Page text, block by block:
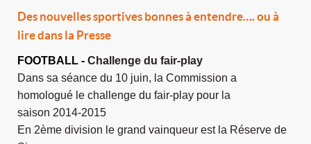
Des nouvelles sportives bonnes à entendre…. ou à
lire dans la Presse
FOOTBALL - Challenge du fair-play
Dans sa séance du 10 juin, la Commission a
homologué le challenge du fair-play pour la
saison 2014-2015
En 2ème division le grand vainqueur est la Réserve de